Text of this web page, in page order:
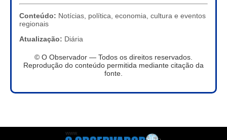
Conteúdo: Notícias, política, economia, cultura e eventos
regionais
Atualização: Diária
© O Observador — Todos os direitos reservados.
Reprodução do conteúdo permitida mediante citação da
fonte.